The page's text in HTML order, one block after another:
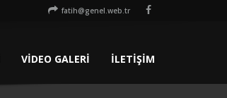
fatih@genel.web.tr
VİDEO GALERİ İLETİŞİM